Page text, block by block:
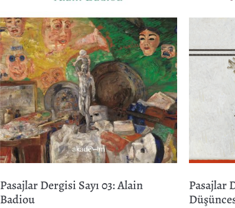
Pasajlar Dergisi Sayı 03: Alain
Badiou
Pasajlar